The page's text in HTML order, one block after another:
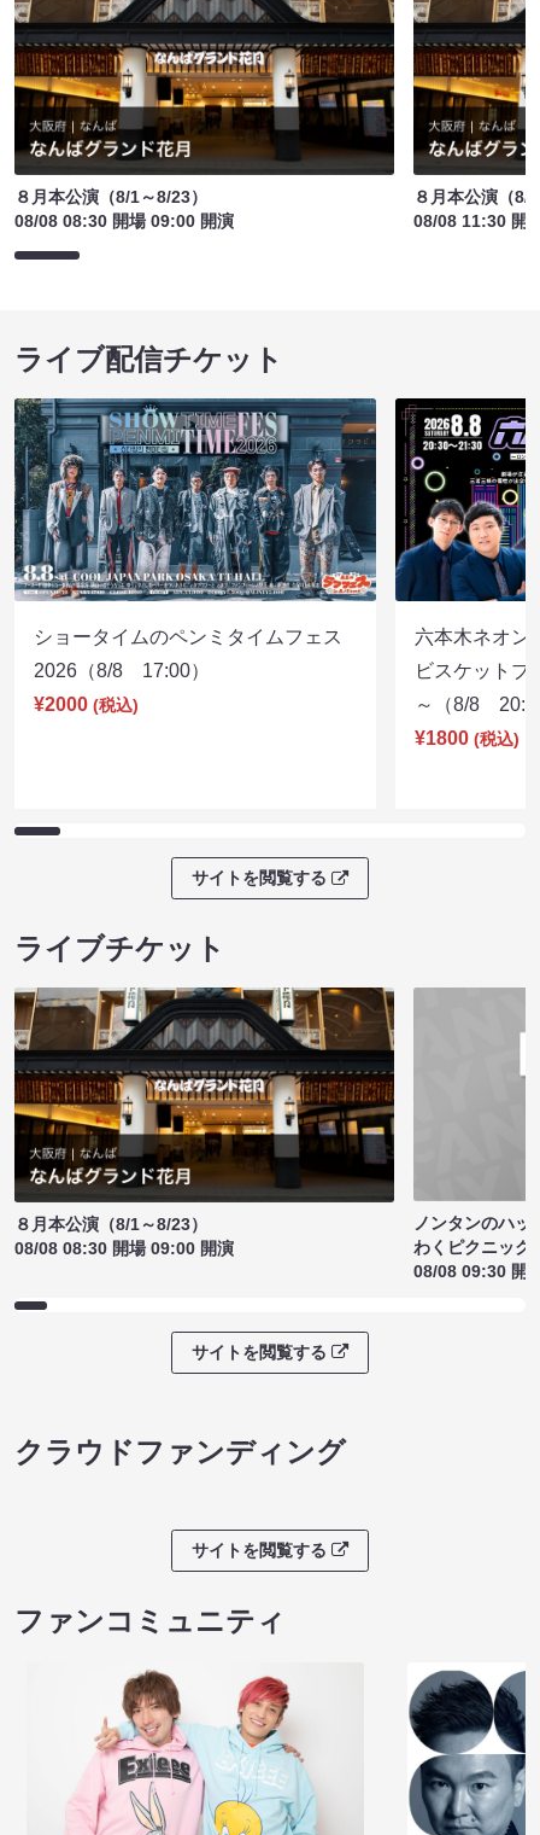
８月本公演（8/1～8/23）
08/08 08:30 開場 09:00 開演
８月本公演（8/
08/08 11:30 開
ライブ配信チケット
ショータイムのペンミタイムフェス
2026（8/8 17:00）
¥2000 (税込)
六本木ネオン
ビスケットブ
～（8/8
¥1800 (税込)
サイトを閲覧する
ライブチケット
８月本公演（8/1～8/23）
08/08 08:30 開場 09:00 開演
ノンタンのハッ
わくピクニック
08/08 09:30 開
サイトを閲覧する
クラウドファンディング
サイトを閲覧する
ファンコミュニティ